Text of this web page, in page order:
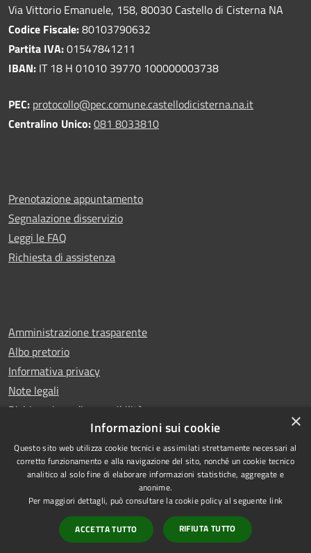
Via Vittorio Emanuele, 158, 80030 Castello di Cisterna NA
Codice Fiscale:80103790632
Partita IVA:01547841211
IBAN: IT 18 H 01010 39770 100000003738
PEC: protocollo@pec.comune.castellodicisterna.na.it
Centralino Unico:081 8033810
Prenotazione appuntamento
Segnalazione disservizio
Leggi le FAQ
Richiesta di assistenza
Amministrazione trasparente
Albo pretorio
Informativa privacy
Note legali
Dichiarazione di accessibilità
RSS
Accessibilità
Copyright © 2026 • Comune di
Castello di Cisterna • Powered
byMunicipium•
redazione
×
Informazioni sui cookie
Questo sito web utilizza cookie tecnici e assimilati strettamente necessari al
corretto funzionamento e alla navigazione del sito, nonché un cookie tecnico
analitico al solo fine di elaborare informazioni statistiche, aggregate e
anonime.
Per maggiori dettagli, può consultare la cookie policy al seguente link
ACCETTA TUTTO RIFIUTA TUTTO